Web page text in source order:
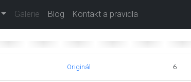
Galerie Blog Kontakt a pravidla
Originál 6